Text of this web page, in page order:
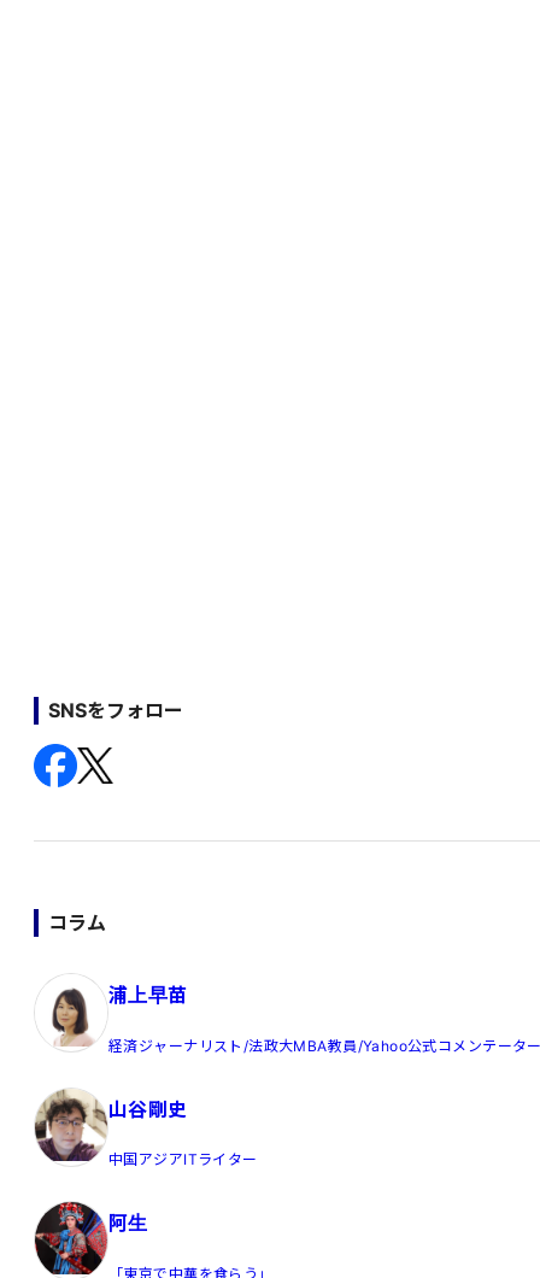
SNSをフォロー
コラム
浦上早苗
経済ジャーナリスト/法政大MBA教員/Yahoo公式コメンテータ
山谷剛史
中国アジアITライター
阿生
「東京で中華を食らう」